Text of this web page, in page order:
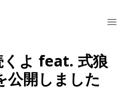
くよ feat. 式狼
公開しました